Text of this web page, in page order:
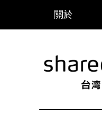
關於